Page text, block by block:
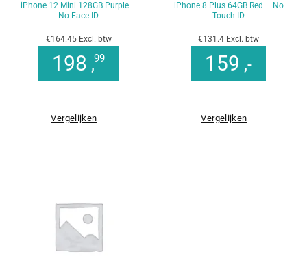
iPhone 12 Mini 128GB Purple –
No Face ID
€164.45 Excl. btw
198 ,99
Vergelijken
iPhone 8 Plus 64GB Red – No
Touch ID
€131.4 Excl. btw
159 ,-
Vergelijken